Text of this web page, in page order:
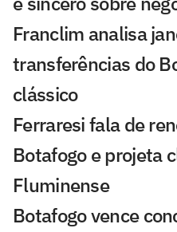
Franclim analisa
transferências do
clássico
Ferraresi fala de
Botafogo e projeta
Fluminense
Botafogo vence